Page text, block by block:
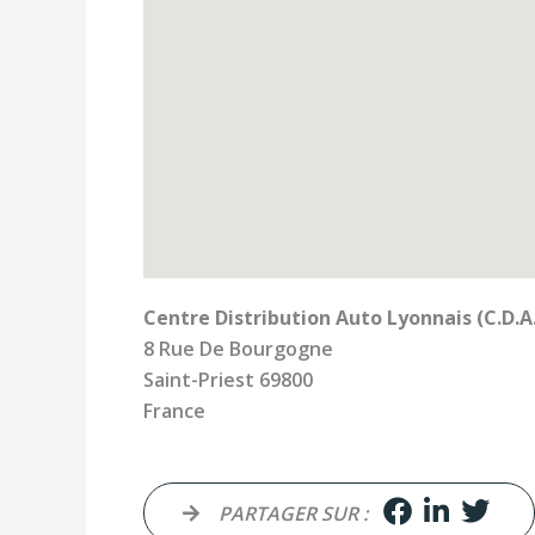
Centre Distribution Auto Lyonnais
8 Rue De Bourgogne
Saint-Priest 69800
France
PARTAGER SUR :